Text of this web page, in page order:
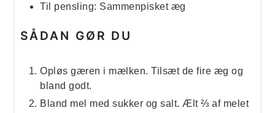
Til pensling: Sammenpisket æg
SÅDAN GØR DU
Opløs gæren i mælken. Tilsæt de fire æg og
bland godt.
Bland mel med sukker og salt. Ælt ⅔ af melet